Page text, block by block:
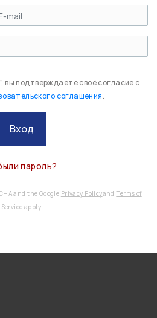
вы подтверждаете своё согласие с
соглашения.
Вход
пароль?
and the Google Privacy PolicyandTerms of
Service apply.